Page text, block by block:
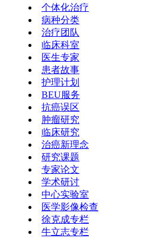
个体化治疗
病种分类
治疗团队
临床科室
医生专家
患者故事
护理计划
BEU服务
抗癌误区
肿瘤研究
临床研究
治癌新理念
研究课题
专家论文
学术研讨
中心实验室
医学影像检查
徐克成专栏
牛立志专栏